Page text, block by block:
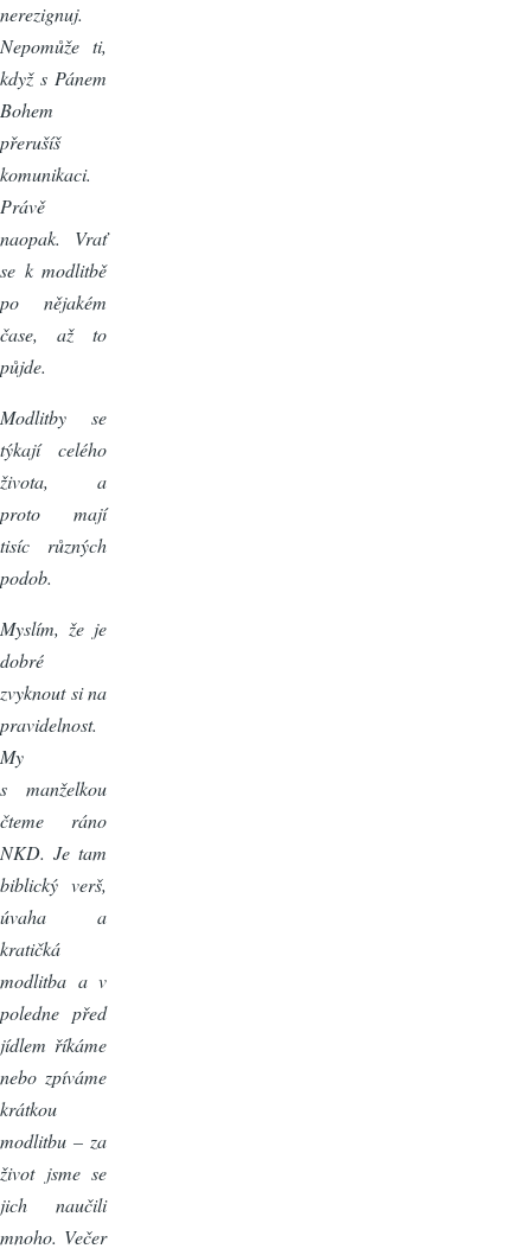
nerezignuj.
Nepomůže ti,
když s Pánem
Bohem
přerušíš
komunikaci.
Právě
naopak. Vrať
se k modlitbě
po nějakém
čase, až to
půjde.
Modlitby se
týkají celého
života, a
proto mají
tisíc různých
podob.
Myslím, že je
dobré
zvyknout si na
pravidelnost.
My
s manželkou
čteme ráno
NKD. Je tam
biblický verš,
úvaha a
kratičká
modlitba a v
poledne před
jídlem říkáme
nebo zpíváme
krátkou
modlitbu – za
život jsme se
jich naučili
mnoho. Večer